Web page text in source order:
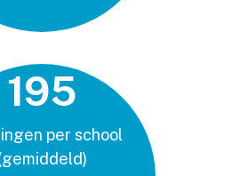
195
per school